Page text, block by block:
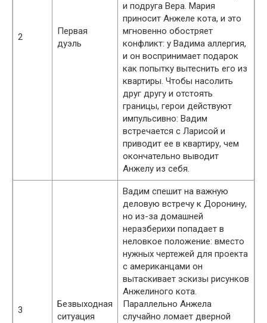
2
Первая
дуэль
и подруга Вера. Мария
приносит Анжеле кота, и это
мгновенно обостряет
конфликт: у Вадима аллергия,
и он воспринимает подарок
как попытку вытеснить его из
квартиры. Чтобы насолить
друг другу и отстоять
границы, герои действуют
импульсивно: Вадим
встречается с Ларисой и
приводит ее в квартиру, чем
окончательно выводит
Анжелу из себя.
3
Безвыходная
ситуация
Вадим спешит на важную
деловую встречу к Доронину,
но из-за домашней
неразберихи попадает в
неловкое положение: вместо
нужных чертежей для проекта
с американцами он
вытаскивает эскизы рисунков
Анжелиного кота.
Параллельно Анжела
случайно ломает дверной